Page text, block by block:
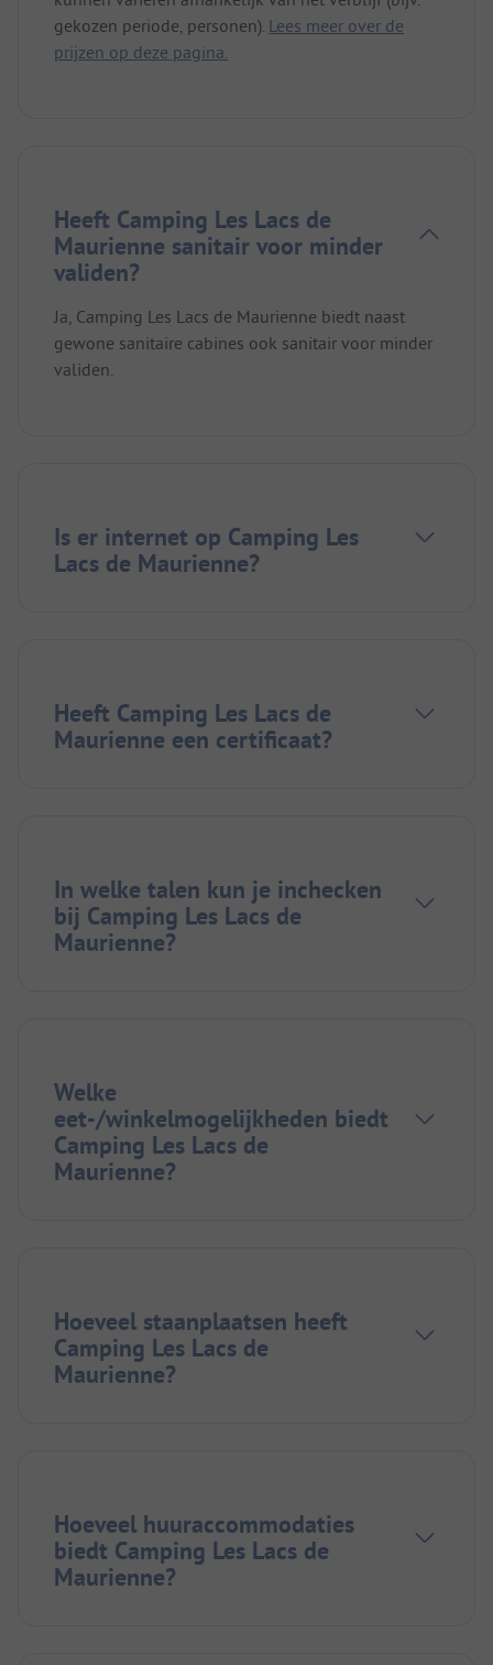
gekozen periode, personen). Lees meer over de
prijzen op deze pagina.
Heeft Camping Les Lacs de
Maurienne sanitair voor minder
validen?
Ja, Camping Les Lacs de Maurienne biedt naast
gewone sanitaire cabines ook sanitair voor minder
validen.
Is er internet op Camping Les
Lacs de Maurienne?
Heeft Camping Les Lacs de
Maurienne een certificaat?
In welke talen kun je inchecken
bij Camping Les Lacs de
Maurienne?
Welke
eet-/winkelmogelijkheden biedt
Camping Les Lacs de
Maurienne?
Hoeveel staanplaatsen heeft
Camping Les Lacs de
Maurienne?
Hoeveel huuraccommodaties
biedt Camping Les Lacs de
Maurienne?